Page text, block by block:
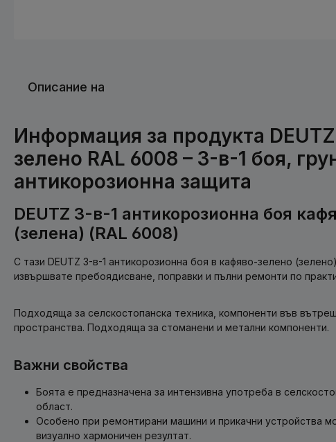
Описание на
Информация за продукта
зелено RAL 6008 – 3-в-1 боя,
антикорозионна защита
DEUTZ 3-в-1 антикорозионна боя
(зелена) (RAL 6008)
С тази DEUTZ 3-в-1 антикорозионна боя в кафяво-зелено
извършвате пребоядисване, поправки и пълни ремонти по
Подходяща за селскостопанска техника, компоненти във
пространства. Подходяща за стоманени и метални компоненти.
Важни свойства
Боята е предназначена за интензивна употреба в
област.
Особено при ремонтирани машини и прикачни устройства
визуално хармоничен резултат.